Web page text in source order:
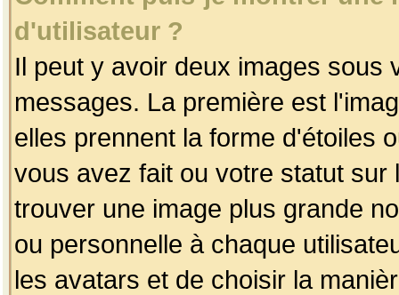
d'utilisateur ?
Il peut y avoir deux images sous
messages. La première est
elles prennent la forme d'étoiles
vous avez fait ou votre statut
trouver une image plus grande
ou personnelle à chaque
les avatars et de choisir la